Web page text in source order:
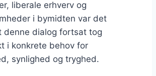
liberale erhverv og
i bymidten var det
denne dialog fortsat tog
i konkrete behov for
synlighed og tryghed.